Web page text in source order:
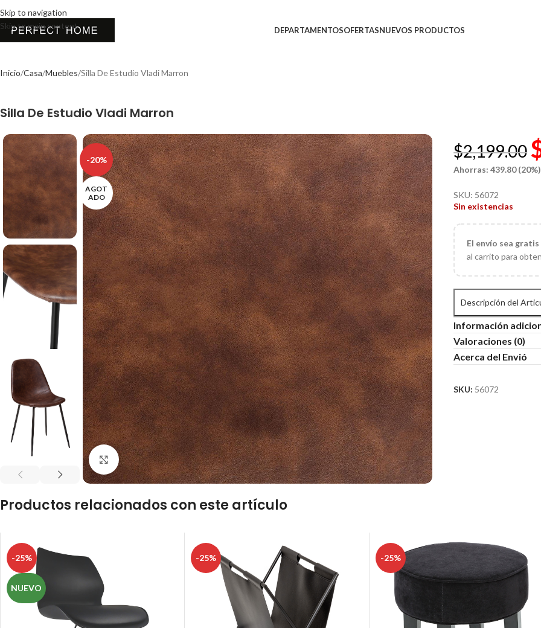
Skip to navigation
Skip to main content
DEPARTAMENTOSOFERTASNUEVOS PRODUCTOS
Inicio Casa Muebles Silla De Estudio Vladi Marron
Silla De Estudio Vladi Marron
-20%
AGOT
ADO
Click to enlarge
$2,199.00
Ahorras: 439.80 (20%)
SKU: 56072
Sin existencias
El envío sea
al carrito para
Descripción del
Información
Valoraciones (0)
Acerca del Envió
SKU: 56072
Productos relacionados con este artículo
-25%
NUEVO
-25% -25%